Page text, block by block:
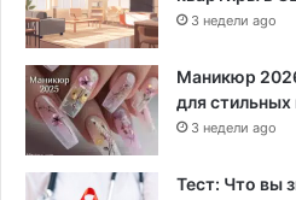
3 недели ago
Маникюр
для стильных
3 недели ago
Тест: Что вы